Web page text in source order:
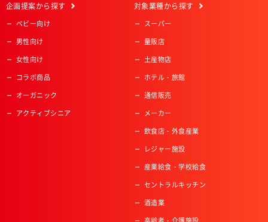
企画提案から探す
ベビー向け
男性向け
女性向け
コラボ商品
オーガニック
アクティブシニア
対象業種から探す
スーパー
量販店
土産物店
ホテル・旅館
通信販売
メーカー
飲食店・外食産業
レジャー施設
産業給食・学校給食
セントラルキッチン
酒造業